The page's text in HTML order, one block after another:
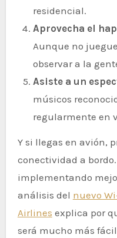
residencial.
Aprovecha el
Aunque no
observar a la
Asiste a un
músicos
regularmente en
Y si llegas en avión,
conectividad a
implementando
análisis del nuevo
Airlines explica por
será mucho más